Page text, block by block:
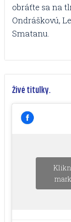
obráťte sa na
Ondráškovú,
Smatanu.
Živé titulky.